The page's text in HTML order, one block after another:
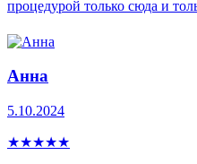
процедурой только сюда и
Анна
5.10.2024
★★★★★